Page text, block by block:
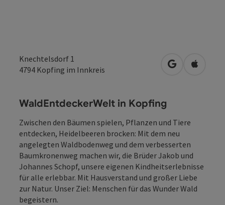
Knechtelsdorf 1
4794 Kopfing im Innkreis in Google
in
WaldEntdeckerWelt in Kopfing
Zwischen den Bäumen spielen, Pflanzen und Tiere
entdecken, Heidelbeeren brocken: Mit dem neu
angelegten Waldbodenweg und dem verbesserten
Baumkronenweg machen wir, die Brüder Jakob und
Johannes Schopf, unsere eigenen Kindheitserlebnisse
für alle erlebbar. Mit Hausverstand und großer Liebe
zur Natur. Unser Ziel: Menschen für das Wunder Wald
begeistern.